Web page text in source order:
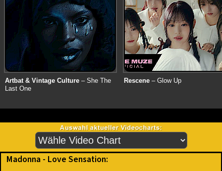
Artbat & Vintage Culture – She The
Last One
Rescene – Glow Up
Madonna - Love Sensation: